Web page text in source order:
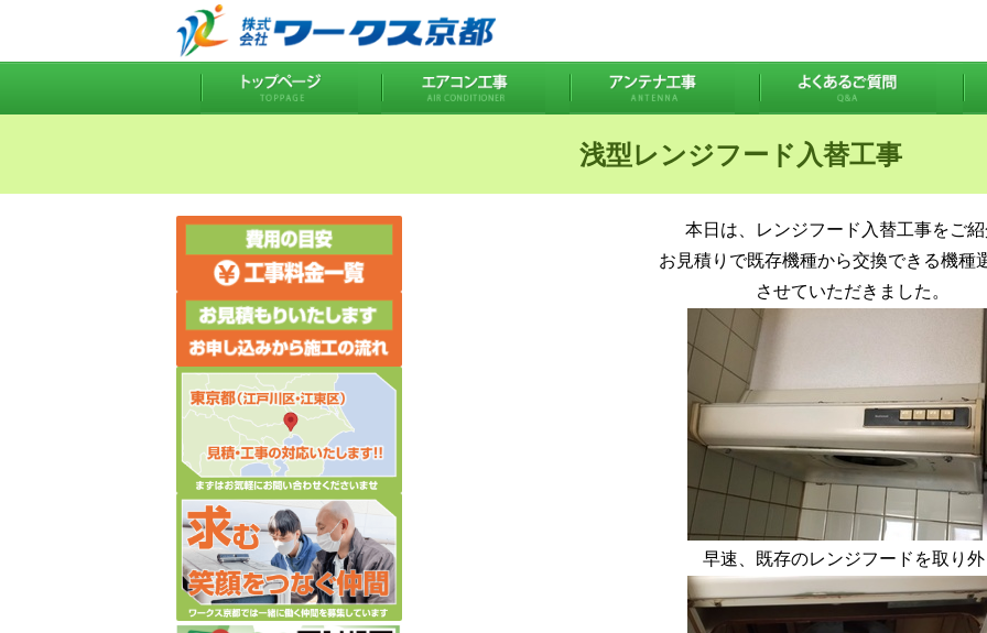
浅型レンジフード入替工事
本日は、レンジフード入替工事をご
お見積りで既存機種から交換できる機種
させていただきました。
早速、既存のレンジフードを取り